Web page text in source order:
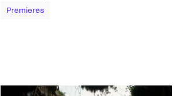
Premieres